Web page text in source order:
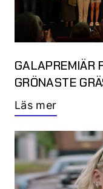
GALAPREMIÄR
GRÖNASTE
Läs mer